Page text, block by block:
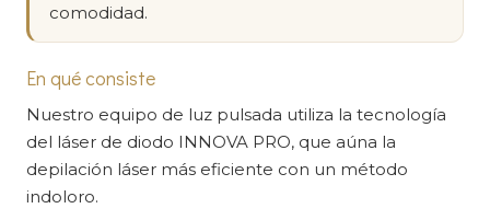
comodidad.
En qué consiste
Nuestro equipo de luz pulsada utiliza la tecnología
del láser de diodo INNOVA PRO, que aúna la
depilación láser más eficiente con un método
indoloro.